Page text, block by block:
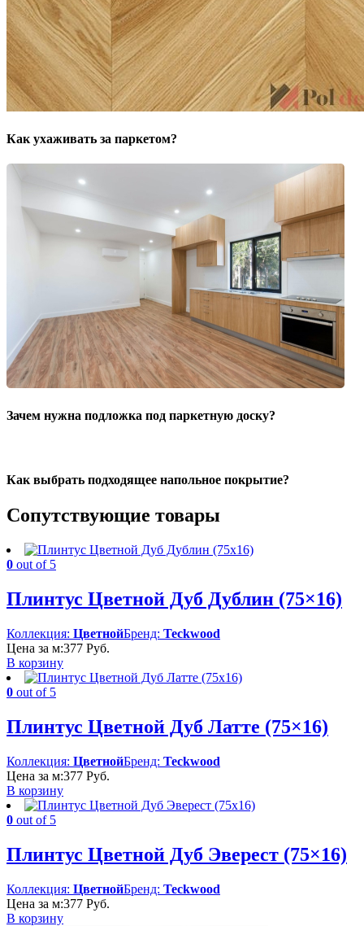
Как ухаживать за паркетом?
Зачем нужна подложка под паркетную доску?
Как выбрать подходящее напольное покрытие?
Сопутствующие товары
0 out of 5
Плинтус Цветной Дуб Дублин (75×16)
Коллекция: ЦветнойБренд: Teckwood
Цена за м:377 Руб.
В корзину
0 out of 5
Плинтус Цветной Дуб Латте (75×16)
Коллекция: ЦветнойБренд: Teckwood
Цена за м:377 Руб.
В корзину
0 out of 5
Плинтус Цветной Дуб Эверест (75×16)
Коллекция: ЦветнойБренд: Teckwood
Цена за м:377 Руб.
В корзину